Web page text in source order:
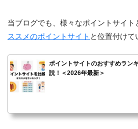
当ブログでも、様々なポイントサイト
ススメのポイントサイト と位置付けて
ポイントサイトのおすすめラン
説！＜2026年最新＞